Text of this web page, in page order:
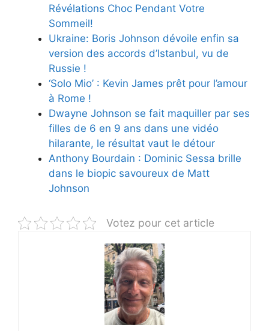
Révélations Choc Pendant Votre
Sommeil!
Ukraine: Boris Johnson dévoile enfin sa
version des accords d’Istanbul, vu de
Russie !
‘Solo Mio’ : Kevin James prêt pour l’amour
à Rome !
Dwayne Johnson se fait maquiller par ses
filles de 6 en 9 ans dans une vidéo
hilarante, le résultat vaut le détour
Anthony Bourdain : Dominic Sessa brille
dans le biopic savoureux de Matt
Johnson
Votez pour cet article